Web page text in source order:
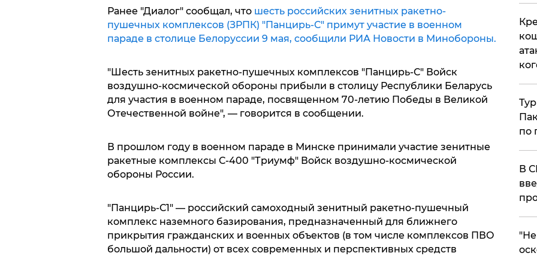
Ранее "Диалог" сообщал, что шесть российских зенитных ракетно-
пушечных комплексов (ЗРПК) "Панцирь-С" примут участие в военном
параде в столице Белоруссии 9 мая, сообщили РИА Новости в Минобороны.
"Шесть зенитных ракетно-пушечных комплексов "Панцирь-С" Войск
воздушно-космической обороны прибыли в столицу Республики Беларусь
для участия в военном параде, посвященном 70-летию Победы в Великой
Отечественной войне", — говорится в сообщении.
В прошлом году в военном параде в Минске принимали участие зенитные
ракетные комплексы С-400 "Триумф" Войск воздушно-космической
обороны России.
"Панцирь-С1" — российский самоходный зенитный ракетно-пушечный
комплекс наземного базирования, предназначенный для ближнего
прикрытия гражданских и военных объектов (в том числе комплексов ПВО
большой дальности) от всех современных и перспективных средств
по
В